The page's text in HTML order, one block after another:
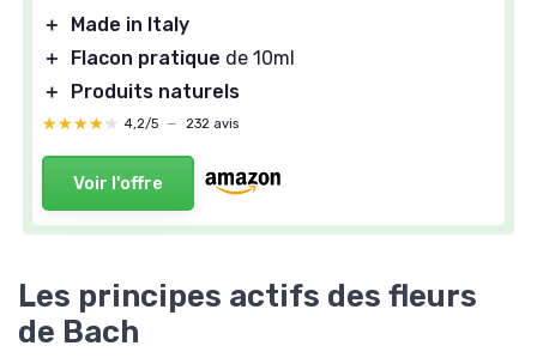
＋
Made in Italy
＋
Flacon pratique de 10ml
＋
Produits naturels
★★★★★
★★★★★ 4,2/5 — 232 avis
Voir l'offre
Les principes actifs des fleurs
de Bach